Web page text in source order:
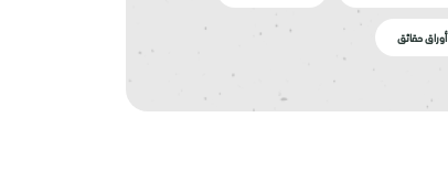
أوراق حقائق